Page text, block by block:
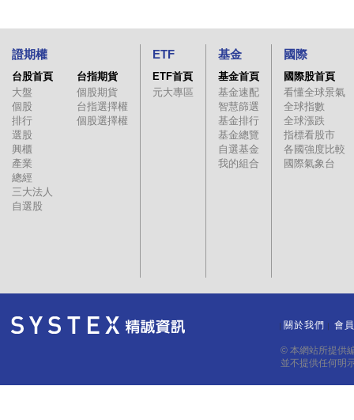
證期權
台股首頁
大盤
個股
排行
選股
興櫃
產業
總經
三大法人
自選股
台指期貨
個股期貨
台指選擇權
個股選擇權
ETF
ETF首頁
元大專區
基金
基金首頁
基金速配
智慧篩選
基金排行
基金總覽
自選基金
我的組合
國際
國際股首頁
看懂全球景氣
全球指數
全球漲跌
指標看股市
各國強度比較
國際氣象台
關於我們 會
© 本網站所提供
並不提供任何明